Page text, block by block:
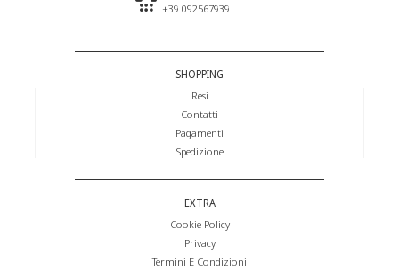
+39 092567939
SHOPPING
Resi
Contatti
Pagamenti
Spedizione
EXTRA
Cookie Policy
Privacy
Termini E Condizioni